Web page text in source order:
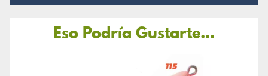
Eso Podría Gustarte...